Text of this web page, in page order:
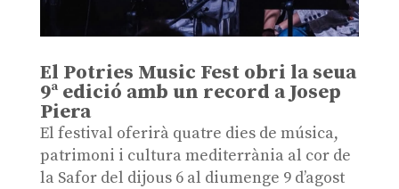
El Potries Music Fest obri la seua
9ª edició amb un record a Josep
Piera
El festival oferirà quatre dies de música,
patrimoni i cultura mediterrània al cor de
la Safor del dijous 6 al diumenge 9 d’agost